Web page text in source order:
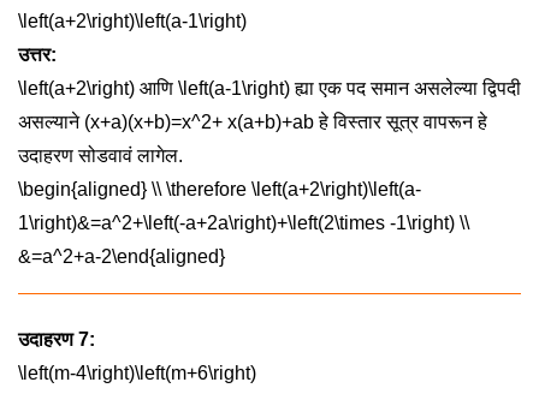
\left(a+2\right)\left(a-1\right)
उत्तर:
\left(a+2\right) आणि \left(a-1\right)ह्या एक पद समान असलेल्या द्विपदी
असल्याने (x+a)(x+b)=x^2+ x(a+b)+abहे विस्तार सूत्र वापरून हे
उदाहरण सोडवावं लागेल.
\begin{aligned} \\ \therefore \left(a+2\right)\left(a-
1\right)&=a^2+\left(-a+2a\right)+\left(2\times -1\right) \\
&=a^2+a-2\end{aligned}
उदाहरण 7:
\left(m-4\right)\left(m+6\right)